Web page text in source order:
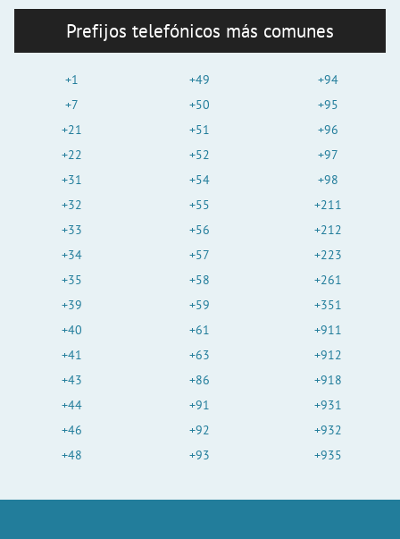
Prefijos telefónicos más comunes
+1
+7
+21
+22
+31
+32
+33
+34
+35
+39
+40
+41
+43
+44
+46
+48
+49
+50
+51
+52
+54
+55
+56
+57
+58
+59
+61
+63
+86
+91
+92
+93
+94
+95
+96
+97
+98
+211
+212
+223
+261
+351
+911
+912
+918
+931
+932
+935